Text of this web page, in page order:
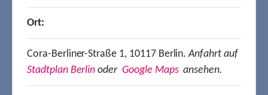
Ort:
Cora-Berliner-Straße 1, 10117 Berlin.Anfahrt auf
Stadtplan Berlin oder Google Mapsansehen.